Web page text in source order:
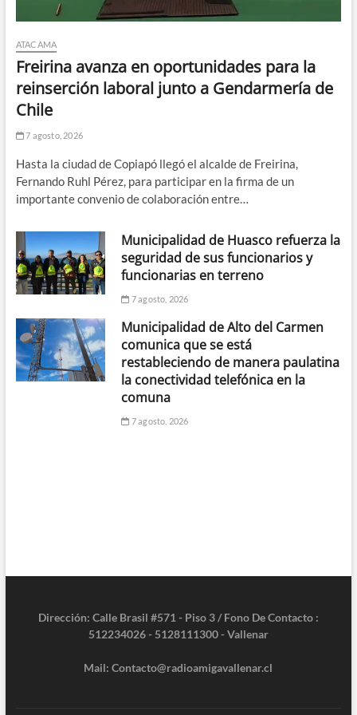
ATACAMA
Freirina avanza en oportunidades para la
reinserción laboral junto a Gendarmería de
Chile
7 agosto, 2026
Hasta la ciudad de Copiapó llegó el alcalde de Freirina,
Fernando Ruhl Pérez, para participar en la firma de un
importante convenio de colaboración entre…
Municipalidad de Huasco refuerza la
seguridad de sus funcionarios y
funcionarias en terreno
7 agosto, 2026
Municipalidad de Alto del Carmen
comunica que se está
restableciendo de manera paulatina
la conectividad telefónica en la
comuna
7 agosto, 2026
Dirección: Calle Brasil #571 - Piso 3 / Fono De Contacto :
512234026 - 5128111300 - Vallenar
Mail: Contacto@radioamigavallenar.cl